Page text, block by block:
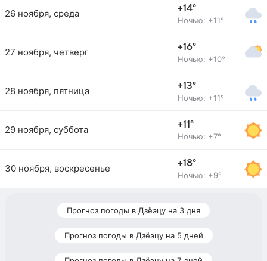
26 ноября, среда +14°
Ночью: +11°
27 ноября, четверг +16°
Ночью: +10°
28 ноября, пятница +13°
Ночью: +11°
29 ноября, суббота +11°
Ночью: +7°
30 ноября, воскресенье +18°
Ночью: +9°
Прогноз погоды в Дзёэцу на 3 дня
Прогноз погоды в Дзёэцу на 5 дней